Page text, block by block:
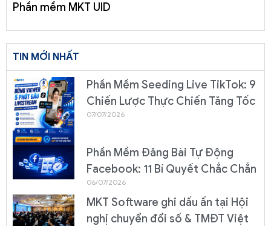
Phần mềm MKT UID
TIN MỚI NHẤT
Phần Mềm Seeding Live TikTok: 9
Chiến Lược Thực Chiến Tăng Tốc
07/07/2026
Phần Mềm Đăng Bài Tự Động
Facebook: 11 Bí Quyết Chắc Chắn
06/07/2026
MKT Software ghi dấu ấn tại Hội
nghị chuyển đổi số & TMĐT Việt